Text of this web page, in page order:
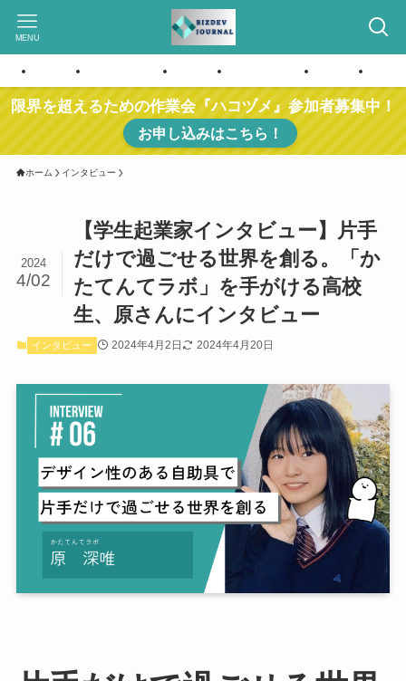
MENU
ホーム お問い合わせ ホーム お問い合わせ ホーム
限界を超えるための作業会『ハコヅメ』参加者募集中！
お申し込みはこちら！
ホーム インタビュー
【学生起業家インタビュー】片手
だけで過ごせる世界を創る。「か
たてんてラボ」を手がける高校
生、原さんにインタビュー
2024
4/02
インタビュー 2024年4月2日 2024年4月20日